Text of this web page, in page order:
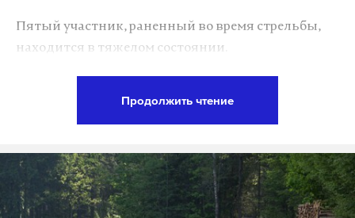
Пятый участник, раненный во время стрельбы,
находится в тяжелом состоянии.
решение перевести их в центральный госпиталь
МВД, так как они военнослужащие. Они уже в
пути», — рассказал главврач Красногорской
Продолжить чтение